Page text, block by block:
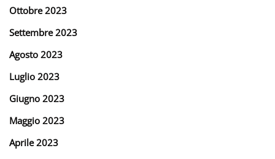
Ottobre 2023
Settembre 2023
Agosto 2023
Luglio 2023
Giugno 2023
Maggio 2023
Aprile 2023